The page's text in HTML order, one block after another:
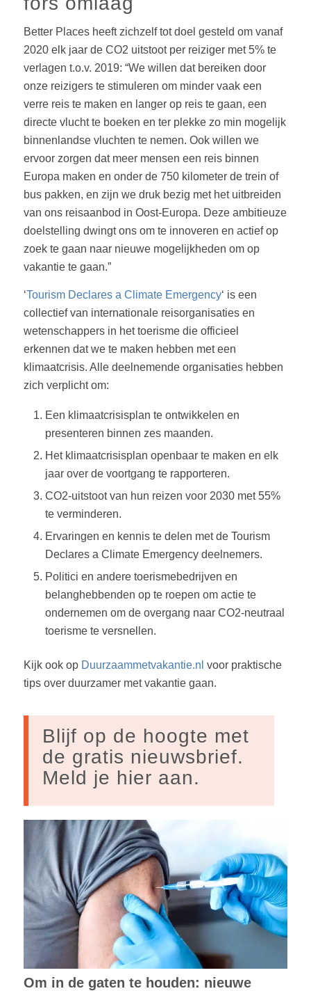
Better Places heeft zichzelf tot doel gesteld om vanaf
2020 elk jaar de CO2 uitstoot per reiziger met 5% te
verlagen t.o.v. 2019: “We willen dat bereiken door
onze reizigers te stimuleren om minder vaak een
verre reis te maken en langer op reis te gaan, een
directe vlucht te boeken en ter plekke zo min mogelijk
binnenlandse vluchten te nemen. Ook willen we
ervoor zorgen dat meer mensen een reis binnen
Europa maken en onder de 750 kilometer de trein of
bus pakken, en zijn we druk bezig met het uitbreiden
van ons reisaanbod in Oost-Europa. Deze ambitieuze
doelstelling dwingt ons om te innoveren en actief op
zoek te gaan naar nieuwe mogelijkheden om op
vakantie te gaan.”
‘Tourism Declares a Climate Emergency‘ is een
collectief van internationale reisorganisaties en
wetenschappers in het toerisme die officieel
erkennen dat we te maken hebben met een
klimaatcrisis. Alle deelnemende organisaties hebben
zich verplicht om:
Een klimaatcrisisplan te ontwikkelen en
presenteren binnen zes maanden.
Het klimaatcrisisplan openbaar te maken en elk
jaar over de voortgang te rapporteren.
CO2-uitstoot van hun reizen voor 2030 met 55%
te verminderen.
Ervaringen en kennis te delen met de Tourism
Declares a Climate Emergency deelnemers.
Politici en andere toerismebedrijven en
belanghebbenden op te roepen om actie te
ondernemen om de overgang naar CO2-neutraal
toerisme te versnellen.
Kijk ook op Duurzaammetvakantie.nl voor praktische
tips over duurzamer met vakantie gaan.
Blijf op de hoogte met
de gratis nieuwsbrief.
Meld je hier aan.
Om in de gaten te houden: nieuwe